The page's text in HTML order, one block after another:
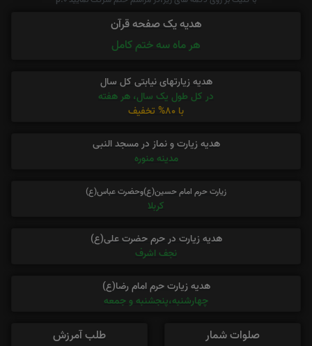
هدیه یک صفحه قرآن
هر ماه سه ختم کامل
هدیه زیارتهای نیابتی کل سال
در کل طول یک سال، هر هفته
با 80% تخفیف
هدیه زیارت و نماز در مسجد النبی
مدینه منوره
زیارت حرم امام حسین(ع)وحضرت عباس(ع)
کربلا
هدیه زیارت در حرم حضرت علی(ع)
نجف اشرف
هدیه زیارت حرم امام رضا(ع)
چهارشنبه،پنجشنبه و جمعه
صلوات شمار
طلب آمرزش